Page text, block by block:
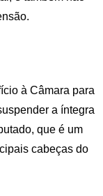
à Câmara para
a íntegra
que é um
cabeças do